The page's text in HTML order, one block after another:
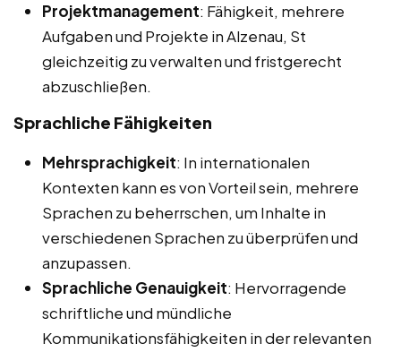
Projektmanagement: Fähigkeit, mehrere
Aufgaben und Projekte in Alzenau, St
gleichzeitig zu verwalten und fristgerecht
abzuschließen.
Sprachliche Fähigkeiten
Mehrsprachigkeit: In internationalen
Kontexten kann es von Vorteil sein, mehrere
Sprachen zu beherrschen, um Inhalte in
verschiedenen Sprachen zu überprüfen und
anzupassen.
Sprachliche Genauigkeit: Hervorragende
schriftliche und mündliche
Kommunikationsfähigkeiten in der relevanten